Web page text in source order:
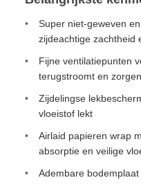
Super niet-geweven
zijdeachtige zachtheid
Fijne ventilatiepunten
terugstroomt en
Zijdelingse
vloeistof lekt
Airlaid papieren wrap
absorptie en veilige
Adembare